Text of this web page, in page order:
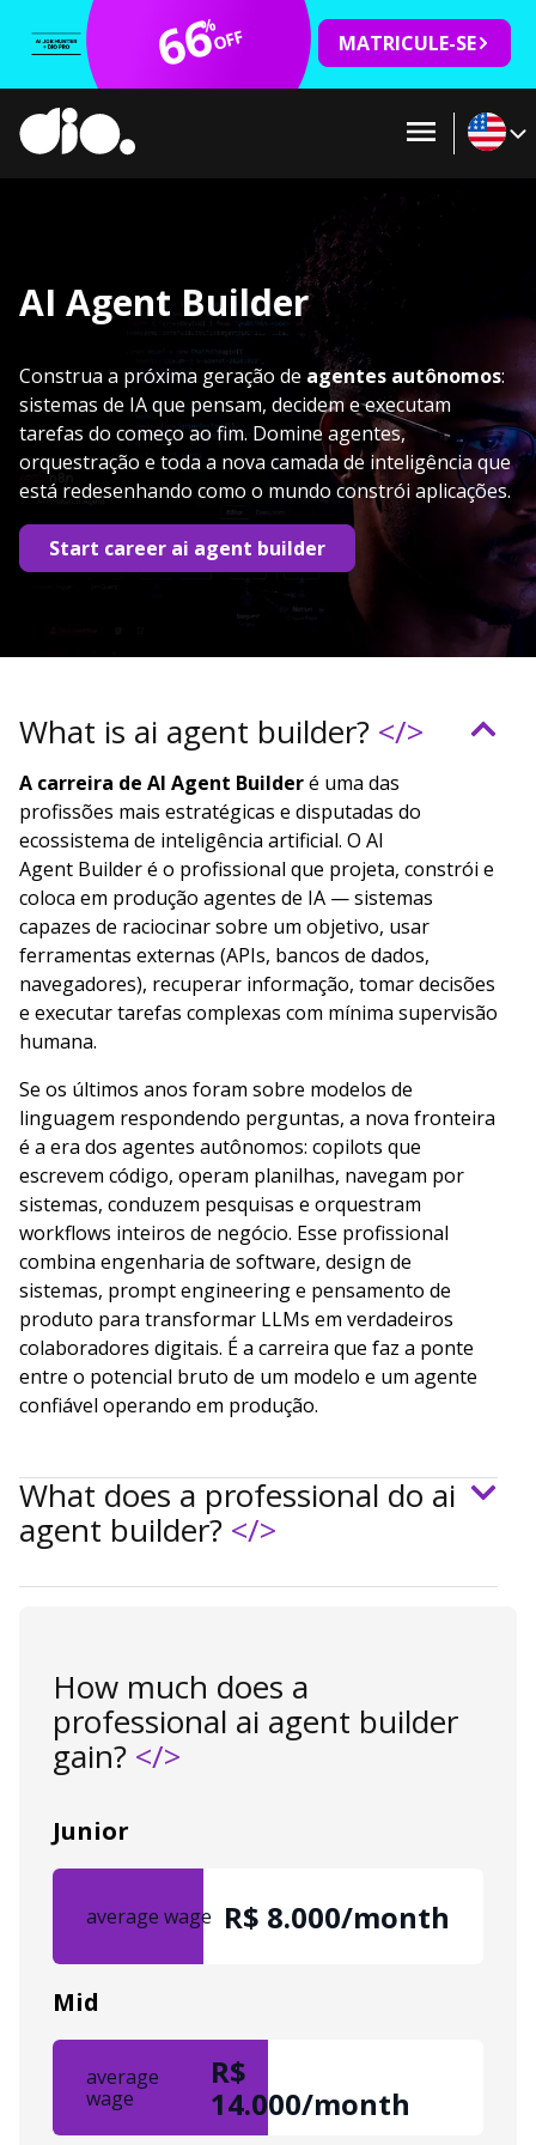
66
%OFF MATRICULE-SE
AI Agent Builder
Construa a próxima geração de agentes autônomos:
sistemas de IA que pensam, decidem e executam
tarefas do começo ao fim. Domine agentes,
orquestração e toda a nova camada de inteligência que
está redesenhando como o mundo constrói aplicações.
Start career ai agent builder
What is ai agent builder? </>
A carreira de AI Agent Builderé uma das
profissões mais estratégicas e disputadas do
ecossistema de inteligência artificial. O AI
Agent Builder é o profissional que projeta, constrói e
coloca em produção agentes de IA — sistemas
capazes de raciocinar sobre um objetivo, usar
ferramentas externas (APIs, bancos de dados,
navegadores), recuperar informação, tomar decisões
e executar tarefas complexas com mínima supervisão
humana.
Se os últimos anos foram sobre modelos de
linguagem respondendo perguntas, a nova fronteira
é a era dos agentes autônomos: copilots que
escrevem código, operam planilhas, navegam por
sistemas, conduzem pesquisas e orquestram
workflows inteiros de negócio. Esse profissional
combina engenharia de software, design de
sistemas, prompt engineering e pensamento de
produto para transformar LLMs em verdadeiros
colaboradores digitais. É a carreira que faz a ponte
entre o potencial bruto de um modelo e um agente
confiável operando em produção.
What does a professional do ai
agent builder? </>
How much does a
professional ai agent builder
gain? </>
Junior
average wage R$ 8.000/month
Mid
average
wage
R$
14.000/month